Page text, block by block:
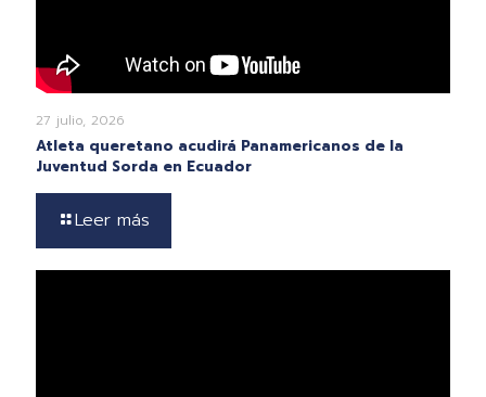
27 julio, 2026
Atleta queretano acudirá Panamericanos de la
Juventud Sorda en Ecuador
Leer más